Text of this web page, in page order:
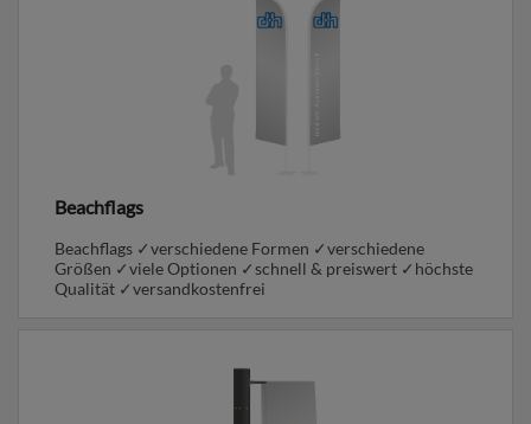
Beachflags
Beachflags ✓verschiedene Formen ✓verschiedene
Größen ✓viele Optionen ✓schnell & preiswert ✓höchste
Qualität ✓versandkostenfrei